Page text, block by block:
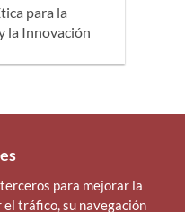
para la
la Innovación
para mejorar la
tráfico, su navegación